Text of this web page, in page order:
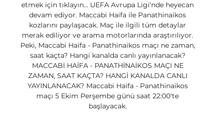
etmek için tıklayın... UEFA Avrupa Ligi'nde heyecan
devam ediyor. Maccabi Haifa ile Panathinaikos
kozlarını paylaşacak. Maç ile ilgili tüm detaylar
merak ediliyor ve arama motorlarında araştırılıyor.
Peki, Maccabi Haifa - Panathinaikos maçı ne zaman,
saat kaçta? Hangi kanalda canlı yayınlanacak?
MACCABİ HAİFA - PANATHİNAİKOS MAÇI NE
ZAMAN, SAAT KAÇTA? HANGİ KANALDA CANLI
YAYINLANACAK? Maccabi Haifa - Panathinaikos
maçı 5 Ekim Perşembe günü saat 22:00'te
başlayacak.